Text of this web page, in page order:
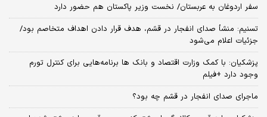
سفر اردوغان به عربستان/ نخست وزیر پاکستان هم حضور دارد
تسنیم: منشأ صدای انفجار در قشم، هدف قرار دادن اهداف متخاصم بود/
جزئیات اعلام می‌شود
پزشکیان: با کمک وزارت اقتصاد و بانک ها برنامه‌هایی برای کنترل تورم
وجود دارد +فیلم
ماجرای صدای انفجار در قشم چه بود؟